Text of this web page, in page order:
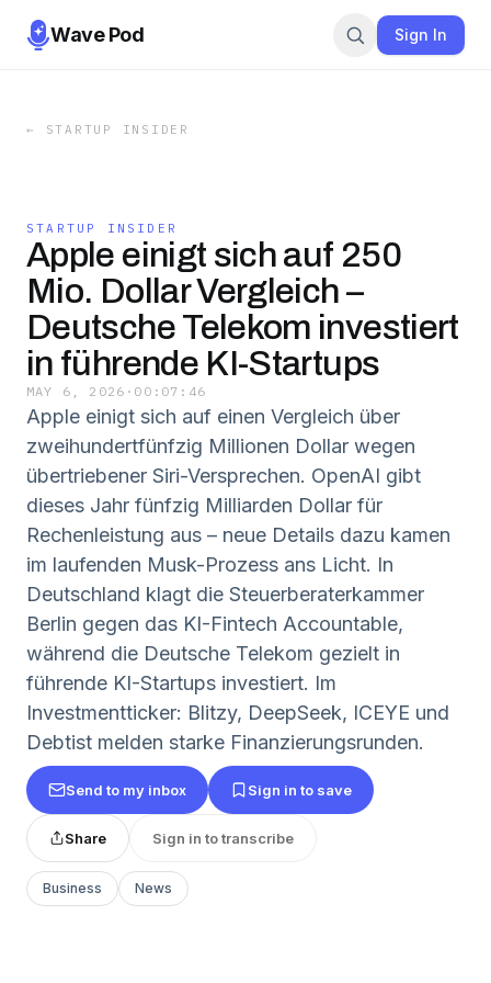
Wave Pod Sign In
← STARTUP INSIDER
STARTUP INSIDER
Apple einigt sich auf 250
Mio. Dollar Vergleich –
Deutsche Telekom investiert
in führende KI-Startups
MAY 6, 2026 · 00:07:46
Apple einigt sich auf einen Vergleich über
zweihundertfünfzig Millionen Dollar wegen
übertriebener Siri-Versprechen. OpenAI gibt
dieses Jahr fünfzig Milliarden Dollar für
Rechenleistung aus – neue Details dazu kamen
im laufenden Musk-Prozess ans Licht. In
Deutschland klagt die Steuerberaterkammer
Berlin gegen das KI-Fintech Accountable,
während die Deutsche Telekom gezielt in
führende KI-Startups investiert. Im
Investmentticker: Blitzy, DeepSeek, ICEYE und
Debtist melden starke Finanzierungsrunden.
Send to my inbox Sign in to save
Share Sign in to transcribe
Business News